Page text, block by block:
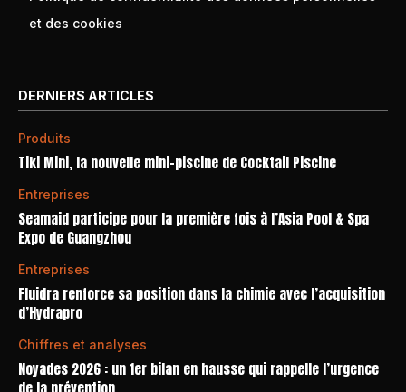
et des cookies
DERNIERS ARTICLES
Produits
Tiki Mini, la nouvelle mini-piscine de Cocktail Piscine
Entreprises
Seamaid participe pour la première fois à l’Asia Pool & Spa
Expo de Guangzhou
Entreprises
Fluidra renforce sa position dans la chimie avec l’acquisition
d’Hydrapro
Chiffres et analyses
Noyades 2026 : un 1er bilan en hausse qui rappelle l’urgence
de la prévention